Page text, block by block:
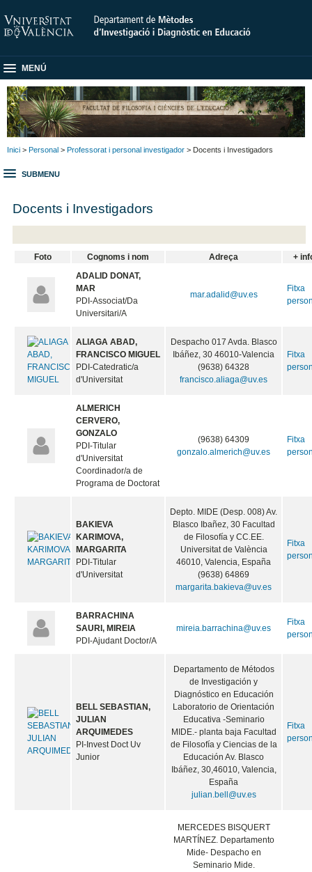
MENÚ
Inici > Personal > Professorat i personal investigador > Docents i Investigadors
SUBMENU
Docents i Investigadors
Foto Cognoms i nom Adreça
+
ADALID DONAT,
MAR
PDI-Associat/Da
Universitari/A
mar.adalid@uv.es
Fitxa
ALIAGA ABAD,
FRANCISCO MIGUEL
PDI-Catedratic/a
d'Universitat
Despacho 017 Avda. Blasco
Ibáñez, 30 46010-Valencia
(9638) 64328
francisco.aliaga@uv.es
Fitxa
ALMERICH
CERVERO,
GONZALO
PDI-Titular
d'Universitat
Coordinador/a de
Programa de Doctorat
(9638) 64309
gonzalo.almerich@uv.es
Fitxa
BAKIEVA
KARIMOVA,
MARGARITA
PDI-Titular
d'Universitat
Depto. MIDE (Desp. 008) Av.
Blasco Ibañez, 30 Facultad
de Filosofía y CC.EE.
Universitat de València
46010, Valencia, España
(9638) 64869
margarita.bakieva@uv.es
Fitxa
BARRACHINA
SAURI, MIREIA
PDI-Ajudant Doctor/A
mireia.barrachina@uv.es
Fitxa
BELL SEBASTIAN,
JULIAN
ARQUIMEDES
PI-Invest Doct Uv
Junior
Departamento de Métodos
de Investigación y
Diagnóstico en Educación
Laboratorio de Orientación
Educativa -Seminario
MIDE.- planta baja Facultad
de Filosofía y Ciencias de la
Educación Av. Blasco
Ibáñez, 30,46010, Valencia,
España
julian.bell@uv.es
Fitxa
MERCEDES BISQUERT
MARTÍNEZ. Departamento
Mide- Despacho en
Seminario Mide.